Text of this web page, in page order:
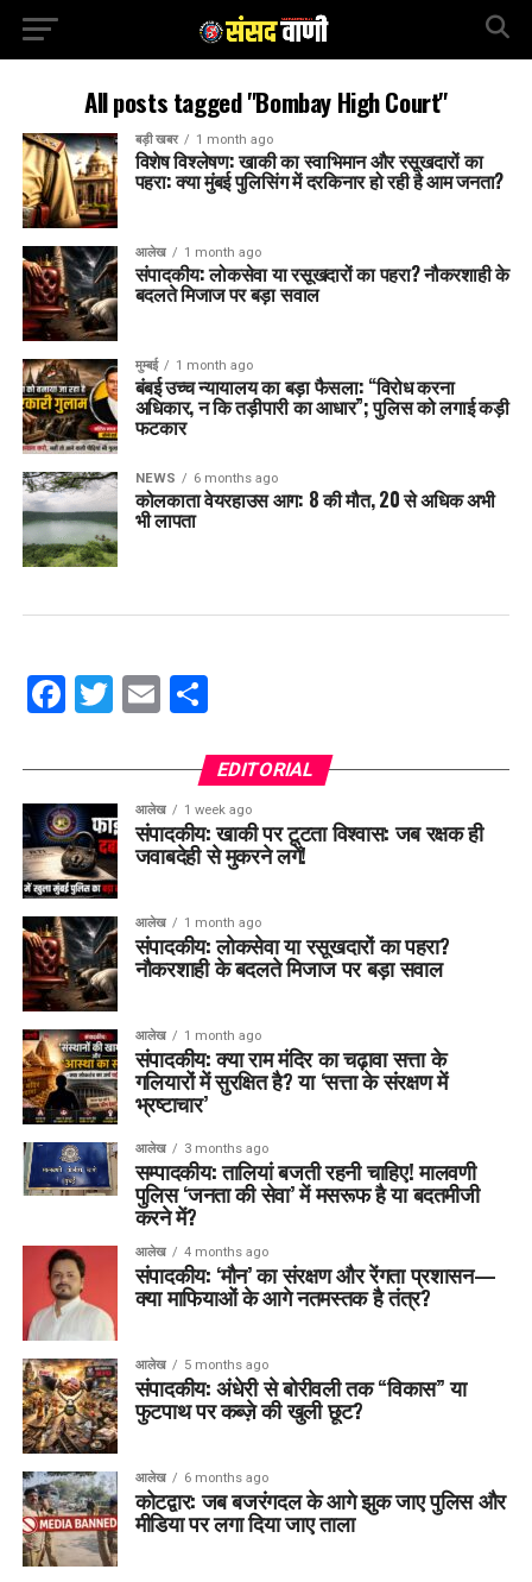
All posts tagged "Bombay High Court"
बड़ी खबर 1 month ago
विशेष विश्लेषण: खाकी का स्वाभिमान और रसूखदारों का
पहरा: क्या मुंबई पुलिसिंग में दरकिनार हो रही है आम जनता?
आलेख 1 month ago
संपादकीय: लोकसेवा या रसूखदारों का पहरा? नौकरशाही के
बदलते मिजाज पर बड़ा सवाल
मुम्बई 1 month ago
बंबई उच्च न्यायालय का बड़ा फैसला: “विरोध करना
अधिकार, न कि तड़ीपारी का आधार”; पुलिस को लगाई कड़ी
फटकार
NEWS 6 months ago
कोलकाता वेयरहाउस आग: 8 की मौत, 20 से अधिक अभी
भी लापता
Facebook
Twitter
EmailShare
EDITORIAL
आलेख 1 week ago
संपादकीय: खाकी पर टूटता विश्वास: जब रक्षक ही
जवाबदेही से मुकरने लगें!
आलेख 1 month ago
संपादकीय: लोकसेवा या रसूखदारों का पहरा?
नौकरशाही के बदलते मिजाज पर बड़ा सवाल
आलेख 1 month ago
संपादकीय: क्या राम मंदिर का चढ़ावा सत्ता के
गलियारों में सुरक्षित है? या ‘सत्ता के संरक्षण में
भ्रष्टाचार’
आलेख 3 months ago
सम्पादकीय: तालियां बजती रहनी चाहिए! मालवणी
पुलिस ‘जनता की सेवा’ में मसरूफ है या बदतमीजी
करने में?
आलेख 4 months ago
संपादकीय: ‘मौन’ का संरक्षण और रेंगता प्रशासन—
क्या माफियाओं के आगे नतमस्तक है तंत्र?
आलेख 5 months ago
संपादकीय: अंधेरी से बोरीवली तक “विकास” या
फुटपाथ पर कब्ज़े की खुली छूट?
आलेख 6 months ago
कोटद्वार: जब बजरंगदल के आगे झुक जाए पुलिस और
मीडिया पर लगा दिया जाए ताला